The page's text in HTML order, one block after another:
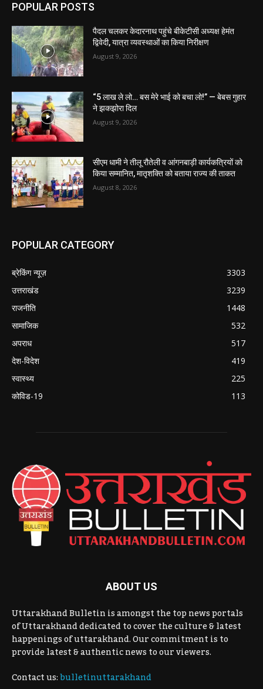
POPULAR POSTS
पैदल चलकर केदारनाथ पहुंचे बीकेटीसी अध्यक्ष हेमंत
द्विवेदी, यात्रा व्यवस्थाओं का किया निरीक्षण
August 9, 2026
“5 लाख ले लो… बस मेरे भाई को बचा लो!” — बेबस गुहार
ने झकझोरा दिल
August 9, 2026
सीएम धामी ने तीलू रौतेली व आंगनबाड़ी कार्यकत्रियों को
किया सम्मानित, मातृशक्ति को बताया राज्य की ताकत
August 8, 2026
POPULAR CATEGORY
ब्रेकिंग न्यूज़
3303
उत्तराखंड
3239
राजनीति
1448
सामाजिक
532
अपराध
517
देश-विदेश
419
स्वास्थ्य
225
कोविड-19
113
ABOUT US
Uttarakhand Bulletin is amongst the top news portals
of Uttarakhand dedicated to cover the culture & latest
happenings of uttarakhand. Our commitment is to
provide latest & authentic news to our viewers.
Contact us:bulletinuttarakhand